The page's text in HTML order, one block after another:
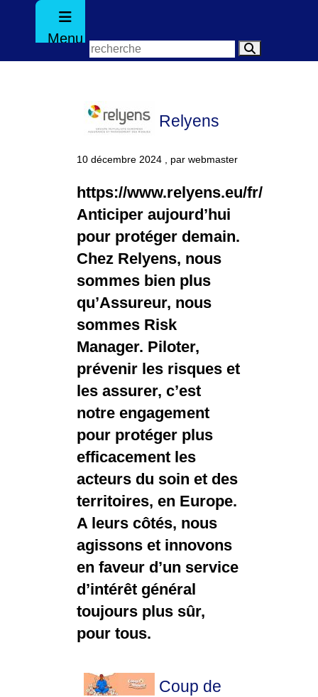
Menu
Relyens
10 décembre 2024 , par webmaster
https://www.relyens.eu/fr/
Anticiper aujourd’hui
pour protéger demain.
Chez Relyens, nous
sommes bien plus
qu’Assureur, nous
sommes Risk
Manager. Piloter,
prévenir les risques et
les assurer, c’est
notre engagement
pour protéger plus
efficacement les
acteurs du soin et des
territoires, en Europe.
A leurs côtés, nous
agissons et innovons
en faveur d’un service
d’intérêt général
toujours plus sûr,
pour tous.
Coup de